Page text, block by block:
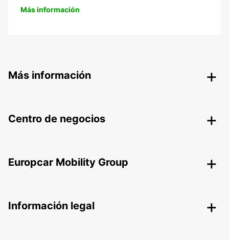
Más información
Más información
Centro de negocios
Europcar Mobility Group
Información legal